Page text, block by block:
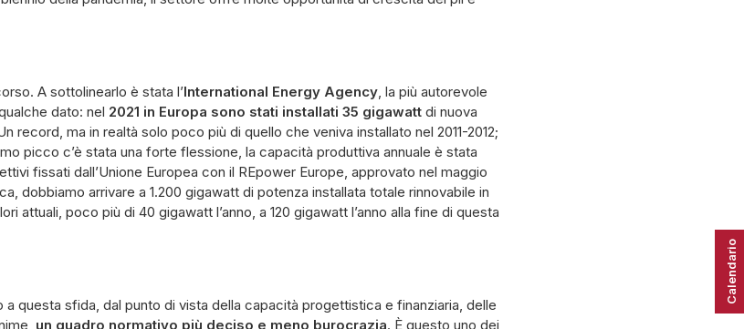
A sottolinearlo è stata l’International Energy Agency, la più autorevole
dato: nel 2021 in Europa sono stati installati 35 gigawatt di nuova
record, ma in realtà solo poco più di quello che veniva installato nel 2011-2012;
picco c’è stata una forte flessione, la capacità produttiva annuale è stata
fissati dall’Unione Europea con il REpower Europe, approvato nel maggio
dobbiamo arrivare a 1.200 gigawatt di potenza installata totale rinnovabile in
attuali, poco più di 40 gigawatt l’anno, a 120 gigawatt l’anno alla fine di questa
questa sfida, dal punto di vista della capacità progettistica e finanziaria, delle
un quadro normativo più deciso e meno burocrazia. È questo uno dei
Calendario